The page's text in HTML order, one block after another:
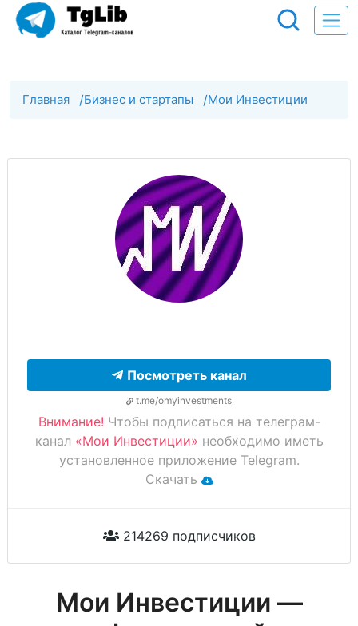
Главная /Бизнес и стартапы /Мои Инвестиции
Посмотреть канал
t.me/omyinvestments
Внимание! Чтобы подписаться на телеграм-
канал «Мои Инвестиции» необходимо иметь
установленное приложение Telegram.
Скачать
214269 подписчиков
Мои Инвестиции —